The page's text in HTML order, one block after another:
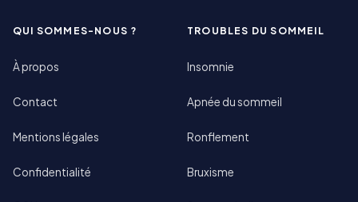
QUI SOMMES-NOUS ?
À propos
Contact
Mentions légales
Confidentialité
TROUBLES DU SOMMEIL
Insomnie
Apnée du sommeil
Ronflement
Bruxisme